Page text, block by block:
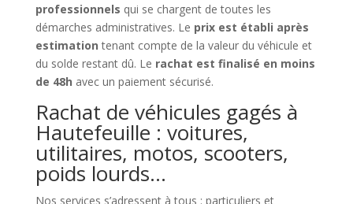
professionnels qui se chargent de toutes les
démarches administratives. Le prix est établi après
estimation tenant compte de la valeur du véhicule et
du solde restant dû. Le rachat est finalisé en moins
de 48h avec un paiement sécurisé.
Rachat de véhicules gagés à
Hautefeuille : voitures,
utilitaires, motos, scooters,
poids lourds…
Nos services s’adressent à tous : particuliers et